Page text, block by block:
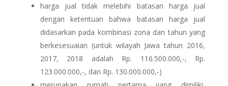
harga jual tidak melebihi batasan harga jual
dengan ketentuan bahwa batasan harga jual
didasarkan pada kombinasi zona dan tahun yang
berkesesuaian (untuk wilayah Jawa tahun 2016,
2017, 2018 adalah Rp. 116.500.000,-, Rp.
123.000.000,-, dan Rp. 130.000.000,-)